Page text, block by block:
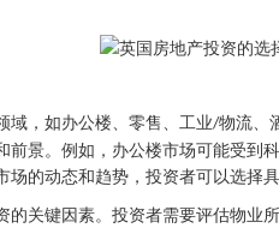
域，如办公楼、零售、工业/物流、
前景。例如，办公楼市场可能受到
的动态和趋势，投资者可以选择
的关键因素。投资者需要评估物业